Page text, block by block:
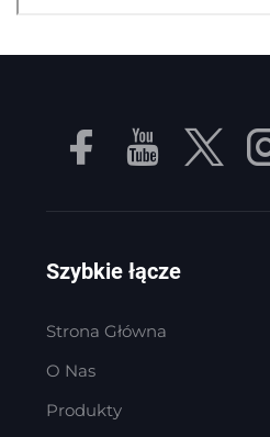
Szybkie łącze
Strona Główna
O Nas
Produkty